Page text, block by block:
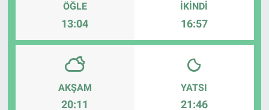
ÖĞLE
13:04
İKINDI
16:57
AKŞAM
20:11
YATSI
21:46